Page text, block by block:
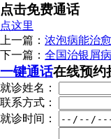
点击免费通话
点这里
上一篇： 浓泡病能治
下一篇： 全国治银屑
一键通话在线预约
就诊姓名：
联系方式：
就诊时间：